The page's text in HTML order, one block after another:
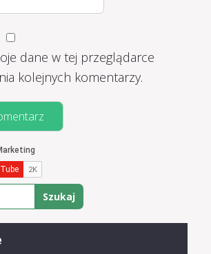
dane w tej przeglądarce
kolejnych komentarzy.